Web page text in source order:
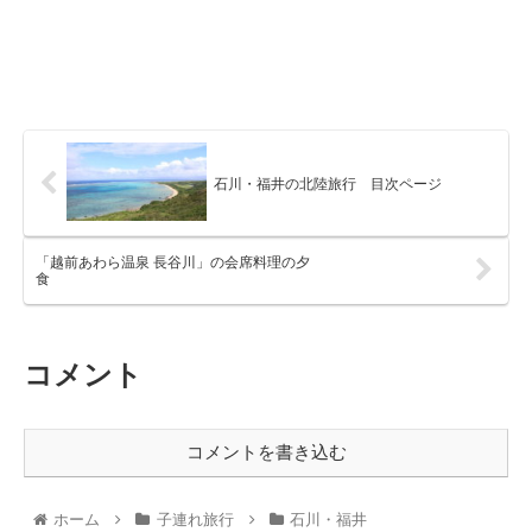
石川・福井の北陸旅行 目次ページ
「越前あわら温泉 長谷川」の会席料理の夕
食
コメント
コメントを書き込む
ホーム 子連れ旅行 石川・福井